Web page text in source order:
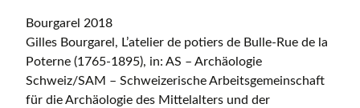
Bourgarel 2018
Gilles Bourgarel, L’atelier de potiers de Bulle-Rue de la
Poterne (1765-1895), in: AS – Archäologie
Schweiz/SAM – Schweizerische Arbeitsgemeinschaft
für die Archäologie des Mittelalters und der